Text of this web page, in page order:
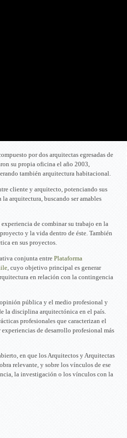
por dos arquitectas egresadas de
su propia oficina el año 2003,
también arquitectura habitacional.
cliente y arquitecto, potenciando sus
arquitectura, buscando ser amables
de combinar su trabajo en la
y la vida dentro de éste. También
en sus proyectos.
conjunta entrePlataforma
, cuyo objetivo principal es generar
en relación con la contingencia
opinión pública y el medio profesional y
la disciplina arquitectónica en el país.
profesionales que caracterizan el
de desarrollo profesional más
en que los Arquitectos y Arquitectas
relevante, y sobre los vínculos de ese
la investigación o los vínculos con la